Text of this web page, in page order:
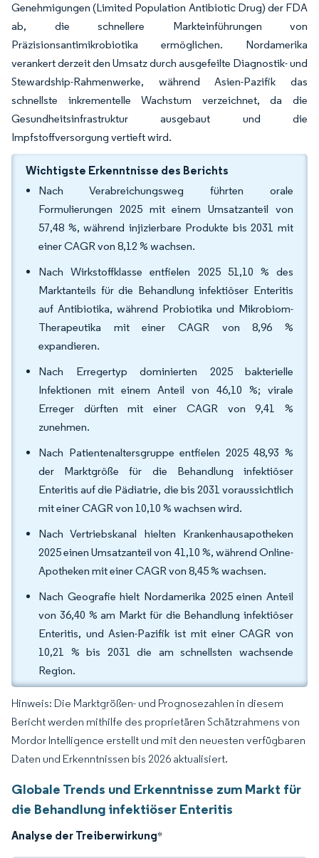
Genehmigungen (Limited Population Antibiotic Drug) der FDA
ab, die schnellere Markteinführungen von
Präzisionsantimikrobiotika ermöglichen. Nordamerika
verankert derzeit den Umsatz durch ausgefeilte Diagnostik- und
Stewardship-Rahmenwerke, während Asien-Pazifik das
schnellste inkrementelle Wachstum verzeichnet, da die
Gesundheitsinfrastruktur ausgebaut und die
Impfstoffversorgung vertieft wird.
Wichtigste Erkenntnisse des Berichts
Nach Verabreichungsweg führten orale
Formulierungen 2025 mit einem Umsatzanteil von
57,48 %, während injizierbare Produkte bis 2031 mit
einer CAGR von 8,12 % wachsen.
Nach Wirkstoffklasse entfielen 2025 51,10 % des
Marktanteils für die Behandlung infektiöser Enteritis
auf Antibiotika, während Probiotika und Mikrobiom-
Therapeutika mit einer CAGR von 8,96 %
expandieren.
Nach Erregertyp dominierten 2025 bakterielle
Infektionen mit einem Anteil von 46,10 %; virale
Erreger dürften mit einer CAGR von 9,41 %
zunehmen.
Nach Patientenaltersgruppe entfielen 2025 48,93 %
der Marktgröße für die Behandlung infektiöser
Enteritis auf die Pädiatrie, die bis 2031 voraussichtlich
mit einer CAGR von 10,10 % wachsen wird.
Nach Vertriebskanal hielten Krankenhausapotheken
2025 einen Umsatzanteil von 41,10 %, während Online-
Apotheken mit einer CAGR von 8,45 % wachsen.
Nach Geografie hielt Nordamerika 2025 einen Anteil
von 36,40 % am Markt für die Behandlung infektiöser
Enteritis, und Asien-Pazifik ist mit einer CAGR von
10,21 % bis 2031 die am schnellsten wachsende
Region.
Hinweis: Die Marktgrößen- und Prognosezahlen in diesem
Bericht werden mithilfe des proprietären Schätzrahmens von
Mordor Intelligence erstellt und mit den neuesten verfügbaren
Daten und Erkenntnissen bis 2026 aktualisiert.
Globale Trends und Erkenntnisse zum Markt für
die Behandlung infektiöser Enteritis
Analyse der Treiberwirkung*